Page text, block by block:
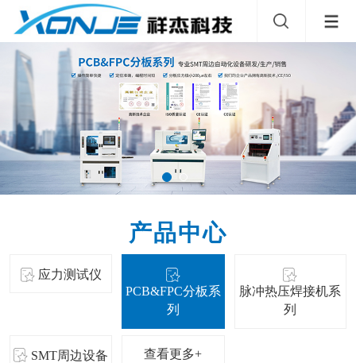
产品中心
应力测试仪
PCB&FPC分板系
列
脉冲热压焊接机系
列
SMT周边设备 查看更多+